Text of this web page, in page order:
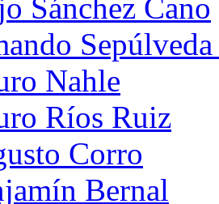
Sánchez Cano
Nahle
Ríos Ruiz
Corro
Bernal